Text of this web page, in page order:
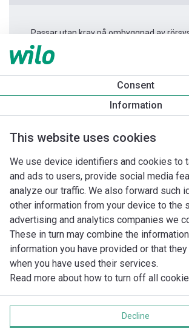
Consent
Information
This website uses cookies
We use device identifiers and cookies to
and ads to users, provide social media
analyze our traffic. We also forward such
other information from your device to the
advertising and analytics companies we
These in turn may combine the
information you have provided or that
when you have used their services.
Read more about how to turn off all
Decline
Passar utan krav på ombyggnad av
Produktinformation
Imprint
Behandling av personuppgifter